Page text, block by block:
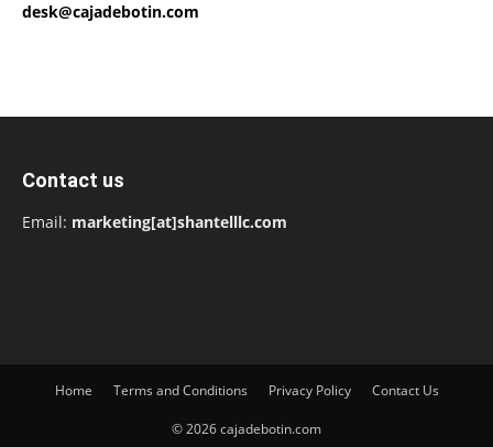
desk@cajadebotin.com
Contact us
Email: marketing[at]shantelllc.com
Home Terms and Conditions Privacy Policy Contact Us
© 2026 cajadebotin.com